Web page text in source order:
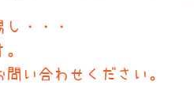
・・・
い合わせください。